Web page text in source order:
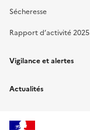
Sécheresse
Rapport d’activité 2025
Vigilance et alertes
Actualités